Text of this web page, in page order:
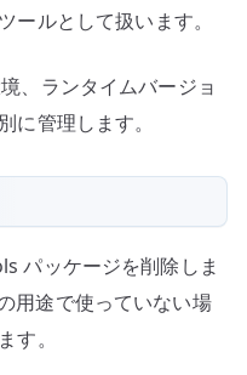
ールとして扱います。
、ランタイムバージョ
に管理します。
パッケージを削除しま
用途で使っていない場
す。